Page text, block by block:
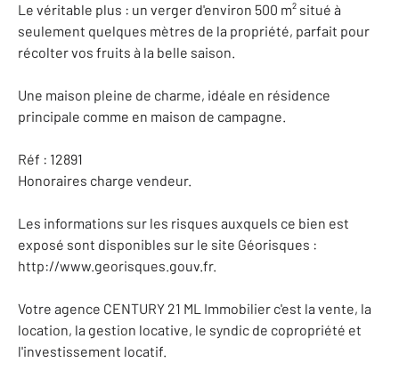
Le véritable plus : un verger d'environ 500 m² situé à
seulement quelques mètres de la propriété, parfait pour
récolter vos fruits à la belle saison.
Une maison pleine de charme, idéale en résidence
principale comme en maison de campagne.
Réf : 12891
Honoraires charge vendeur.
Les informations sur les risques auxquels ce bien est
exposé sont disponibles sur le site Géorisques :
http://www.georisques.gouv.fr.
Votre agence CENTURY 21 ML Immobilier c'est la vente, la
location, la gestion locative, le syndic de copropriété et
l'investissement locatif.